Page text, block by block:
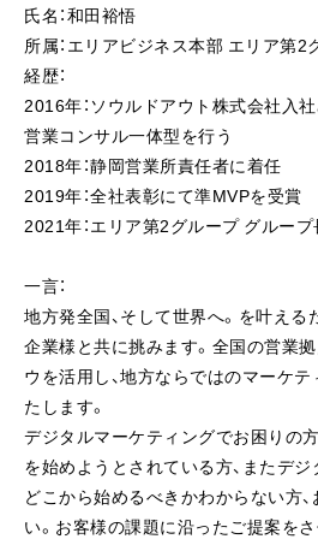
氏名：和田裕悟
所属：エリアビジネス本部 エリア第
経歴：
2016年：ソウルドアウト株式会社入
営業コンサル一体型を行う
2018年：静岡営業所責任者に着任
2019年：全社表彰にて準MVPを受賞
2021年：エリア第2グループ グルー
一言：
地方発全国、そして世界へ。を叶える
企業様と共に挑みます。全国の営業
ウを活用し、地方ならではのマーケ
たします。
デジタルマーケティングでお困りの
を始めようとされている方、またデジ
どこから始めるべきかわからない方
い。お客様の課題に沿ったご提案を